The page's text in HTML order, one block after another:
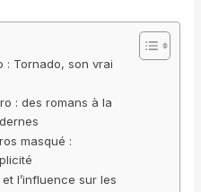
: Tornado, son vrai
: des romans à la
masqué :
l’influence sur les